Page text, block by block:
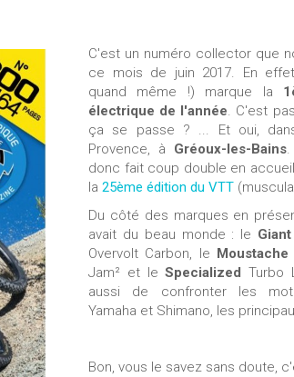
C'est un numéro collector que
ce mois de juin 2017. En
quand même !) marque la
électrique de l'année. C'est
ça se passe ? ... Et oui,
Provence, à Gréoux-les-Bains
donc fait coup double en
la 25ème édition du VTT
Du côté des marques en
avait du beau monde : le Giant
Overvolt Carbon, le Moustache
Jam² et leSpecialized Turbo
aussi de confronter les
Yamaha et Shimano, les
Bon, vous le savez sans doute,